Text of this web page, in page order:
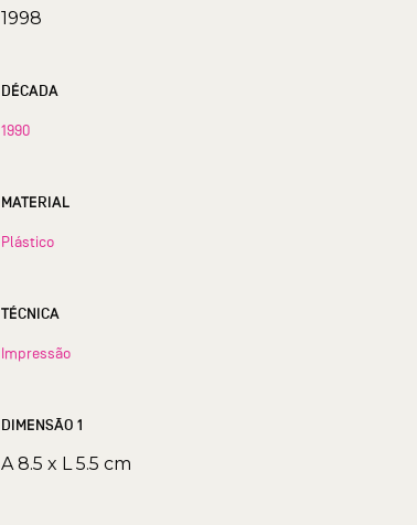
1998
DÉCADA
1990
MATERIAL
Plástico
TÉCNICA
Impressão
DIMENSÃO 1
A 8.5 x L 5.5 cm